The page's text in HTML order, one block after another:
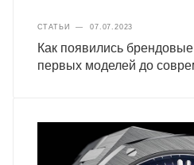
СТАТЬИ — 07.07.2023
Как появились
первых моделей до